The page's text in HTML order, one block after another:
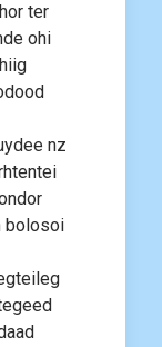
ter
ohi
nz
bolosoi